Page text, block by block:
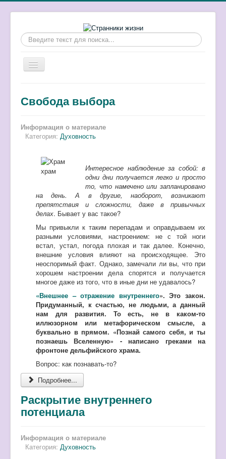
Искать...
Включить/
выключить
Об осознанности
Люди как они есть
Помощь себе
Земляне
Про детей
Сон и реальность
Отзывы и результаты
Свобода выбора
Информация о материале
Категория: Духовность
храм
Интересное наблюдение за собой: в
одни дни получается легко и просто
то, что намечено или запланировано
на день. А в другие, наоборот, возникают
препятствия и сложности, даже в привычных
делах. Бывает у вас такое?
Мы привыкли к таким перепадам и оправдываем их
разными условиями, настроением: не с той ноги
встал, устал, погода плохая и так далее. Конечно,
внешние условия влияют на происходящее. Это
неоспоримый факт. Однако, замечали ли вы, что при
хорошем настроении дела спорятся и получается
многое даже из того, что в иные дни не удавалось?
«Внешнее – отражение внутреннего». Это закон.
Придуманный, к счастью, не людьми, а данный
нам для развития. То есть, не в каком-то
иллюзорном или метафорическом смысле, а
буквально в прямом. «Познай самого себя, и ты
познаешь Вселенную» - написано греками на
фронтоне дельфийского храма.
Вопрос: как познавать-то?
Подробнее...
Раскрытие внутреннего
потенциала
Информация о материале
Категория: Духовность